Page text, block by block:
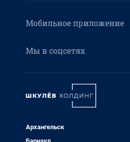
Мобильное приложение
Мы в соцсетях
Архангельск